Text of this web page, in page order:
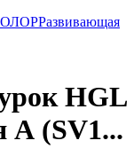
Развивающая
HGL
А (SV1...